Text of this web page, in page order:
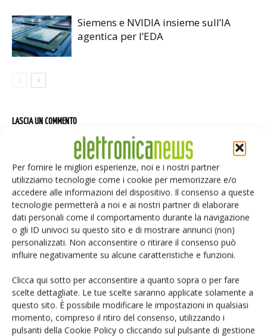
Per fornire le migliori esperienze, noi e i nostri partner
utilizziamo tecnologie come i cookie per memorizzare e/o
accedere alle informazioni del dispositivo. Il consenso a queste
tecnologie permetterà a noi e ai nostri partner di elaborare
dati personali come il comportamento durante la navigazione
o gli ID univoci su questo sito e di mostrare annunci (non)
personalizzati. Non acconsentire o ritirare il consenso può
influire negativamente su alcune caratteristiche e funzioni.
Clicca qui sotto per acconsentire a quanto sopra o per fare
scelte dettagliate. Le tue scelte saranno applicate solamente a
questo sito. È possibile modificare le impostazioni in qualsiasi
momento, compreso il ritiro del consenso, utilizzando i
pulsanti della Cookie Policy o cliccando sul pulsante di gestione
Siemens e NVIDIA insieme sull’IA
agentica per l’EDA
LASCIA UN COMMENTO